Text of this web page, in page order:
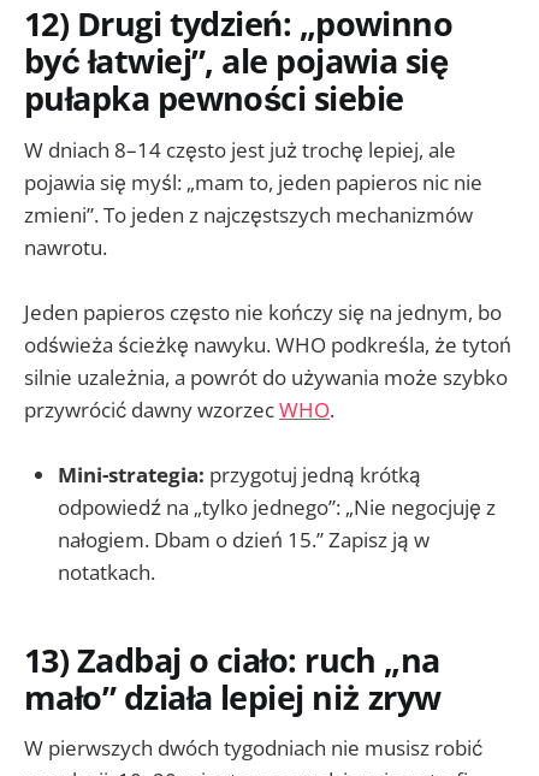
12) Drugi tydzień: „powinno
być łatwiej”, ale pojawia się
pułapka pewności siebie
W dniach 8–14 często jest już trochę lepiej, ale
pojawia się myśl: „mam to, jeden papieros nic nie
zmieni”. To jeden z najczęstszych mechanizmów
nawrotu.
Jeden papieros często nie kończy się na jednym, bo
odświeża ścieżkę nawyku. WHO podkreśla, że tytoń
silnie uzależnia, a powrót do używania może szybko
przywrócić dawny wzorzecWHO.
Mini-strategia: przygotuj jedną krótką
odpowiedź na „tylko jednego”: „Nie negocjuję z
nałogiem. Dbam o dzień 15.” Zapisz ją w
notatkach.
13) Zadbaj o ciało: ruch „na
mało” działa lepiej niż zryw
W pierwszych dwóch tygodniach nie musisz robić